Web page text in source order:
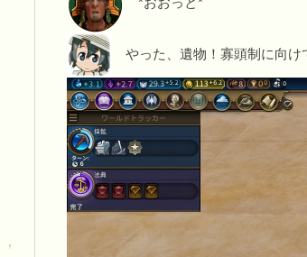
↑
やった、遺物！寡頭制に向け